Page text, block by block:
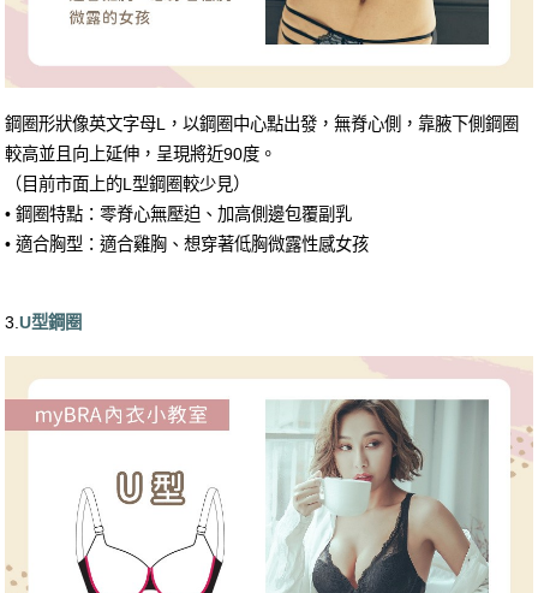
鋼圈形狀像英文字母L，以鋼圈中心點出發，無脊心側，靠腋下側鋼圈
較高並且向上延伸，呈現將近90度。
（目前市面上的L型鋼圈較少見）
• 鋼圈特點：零脊心無壓迫、加高側邊包覆副乳
• 適合胸型：適合雞胸、想穿著低胸微露性感女孩
3.U型鋼圈